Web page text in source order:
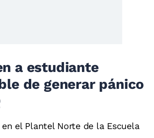
a estudiante
de generar pánico
el Plantel Norte de la Escuela